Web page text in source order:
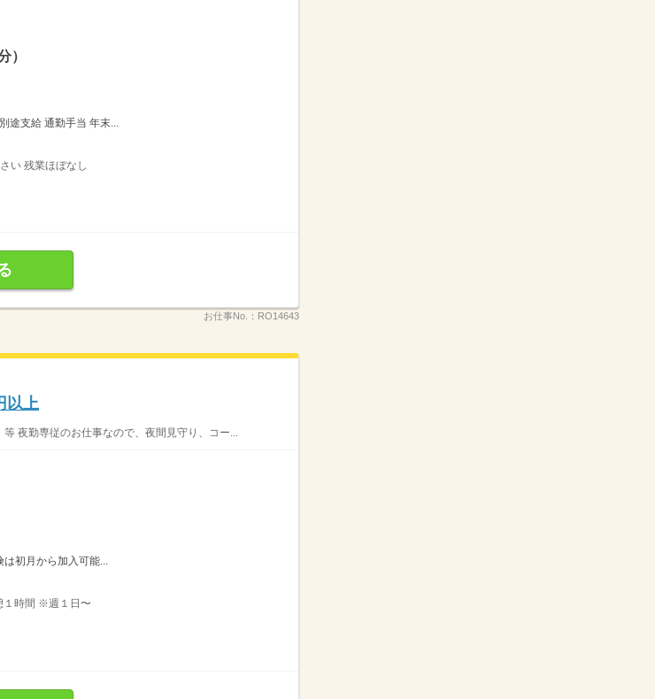
）
途支給 通勤手当 年末...
い 残業ほぼなし
お仕事No.： RO14643
以上
夜勤専従のお仕事なので、夜間見守り、コー...
初月から加入可能...
１時間 ※週１日〜